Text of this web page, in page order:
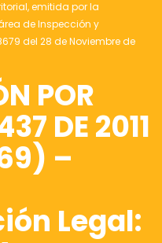
emitida por la
de Inspección y
del 28 de Noviembre de
POR
DE 2011
–
Legal: